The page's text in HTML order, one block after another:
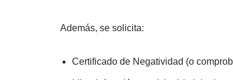
Además, se solicita:
Certificado de Negatividad (o